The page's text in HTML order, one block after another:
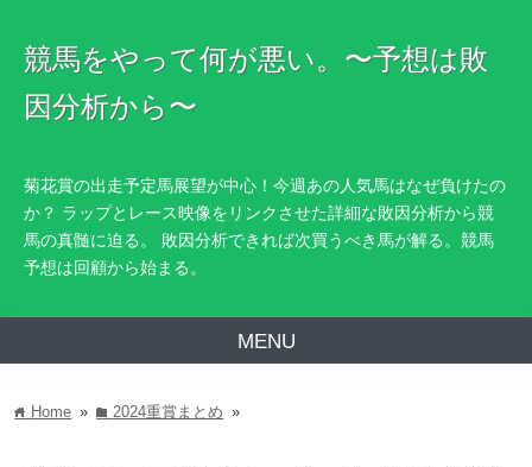
競馬をやって何が悪い。〜予想は敗
因分析から〜
菊花賞の出走予定馬展望が中心！今週あの人気馬はなぜ負けたの
か？ ラップとレース映像をリンクさせた詳細な敗因分析から競
馬の真髄に迫る。 敗因分析できれば次買うべき馬が解る。競馬
予想は回顧から始まる。
MENU
home Home » folder2024重賞まとめ »